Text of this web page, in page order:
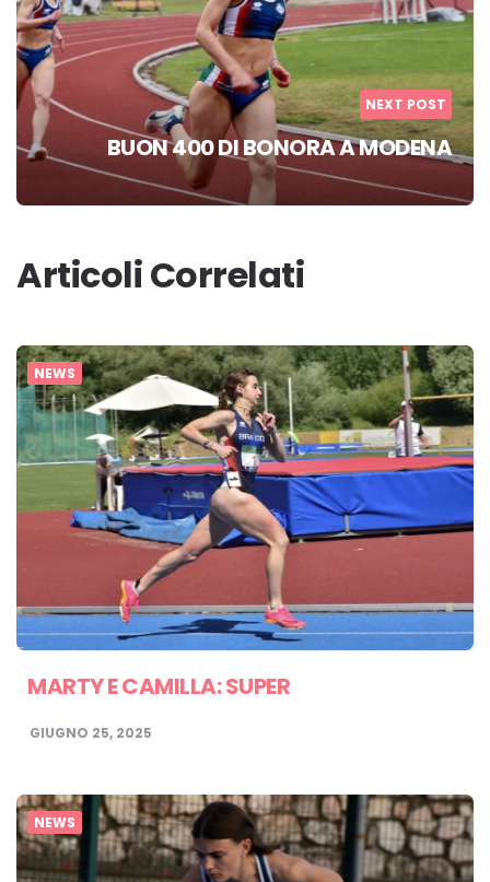
NEXT POST
BUON 400 DI BONORA A MODENA
Articoli Correlati
NEWS
MARTY E CAMILLA: SUPER
GIUGNO 25, 2025
NEWS